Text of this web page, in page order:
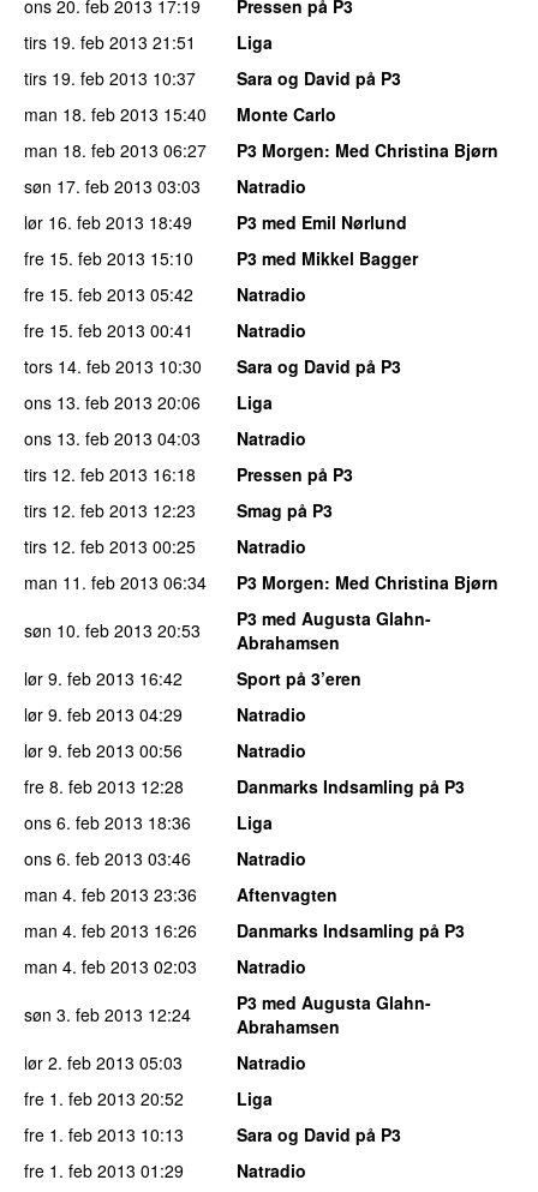
ons 20. feb 2013 17:19
Pressen på P3
tirs 19. feb 2013 21:51
Liga
tirs 19. feb 2013 10:37
Sara og David på P3
man 18. feb 2013 15:40
Monte Carlo
man 18. feb 2013 06:27 P3 Morgen: Med Christina Bjørn
søn 17. feb 2013 03:03
Natradio
lør 16. feb 2013 18:49
P3 med Emil Nørlund
fre 15. feb 2013 15:10
P3 med Mikkel Bagger
fre 15. feb 2013 05:42
Natradio
fre 15. feb 2013 00:41
Natradio
tors 14. feb 2013 10:30
Sara og David på P3
ons 13. feb 2013 20:06
Liga
ons 13. feb 2013 04:03
Natradio
tirs 12. feb 2013 16:18
Pressen på P3
tirs 12. feb 2013 12:23
Smag på P3
tirs 12. feb 2013 00:25
Natradio
man 11. feb 2013 06:34 P3 Morgen: Med Christina Bjørn
søn 10. feb 2013 20:53
P3 med Augusta Glahn-
Abrahamsen
lør 9. feb 2013 16:42
Sport på 3’eren
lør 9. feb 2013 04:29
Natradio
lør 9. feb 2013 00:56
Natradio
fre 8. feb 2013 12:28
Danmarks Indsamling på P3
ons 6. feb 2013 18:36
Liga
ons 6. feb 2013 03:46
Natradio
man 4. feb 2013 23:36
Aftenvagten
man 4. feb 2013 16:26
Danmarks Indsamling på P3
man 4. feb 2013 02:03
Natradio
søn 3. feb 2013 12:24
P3 med Augusta Glahn-
Abrahamsen
lør 2. feb 2013 05:03
Natradio
fre 1. feb 2013 20:52
Liga
fre 1. feb 2013 10:13
Sara og David på P3
fre 1. feb 2013 01:29
Natradio